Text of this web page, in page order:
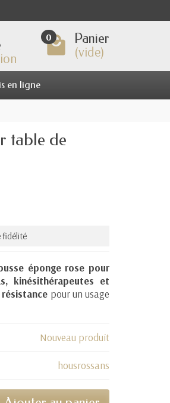
0 Panier
(vide)
en ligne
table de
fidélité
éponge rose pour
kinésithérapeutes et
pour un usage
Nouveau produit
housrossans